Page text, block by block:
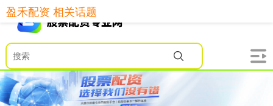
盈禾配资 相关话题